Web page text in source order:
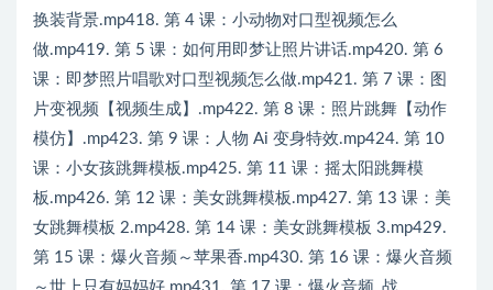
换装背景.mp418. 第 4 课：小动物对口型视频怎么
做.mp419. 第 5 课：如何用即梦让照片讲话.mp420. 第 6
课：即梦照片唱歌对口型视频怎么做.mp421. 第 7 课：图
片变视频【视频生成】.mp422. 第 8 课：照片跳舞【动作
模仿】.mp423. 第 9 课：人物 Ai 变身特效.mp424. 第 10
课：小女孩跳舞模板.mp425. 第 11 课：摇太阳跳舞模
板.mp426. 第 12 课：美女跳舞模板.mp427. 第 13 课：美
女跳舞模板 2.mp428. 第 14 课：美女跳舞模板 3.mp429.
第 15 课：爆火音频～苹果香.mp430. 第 16 课：爆火音频